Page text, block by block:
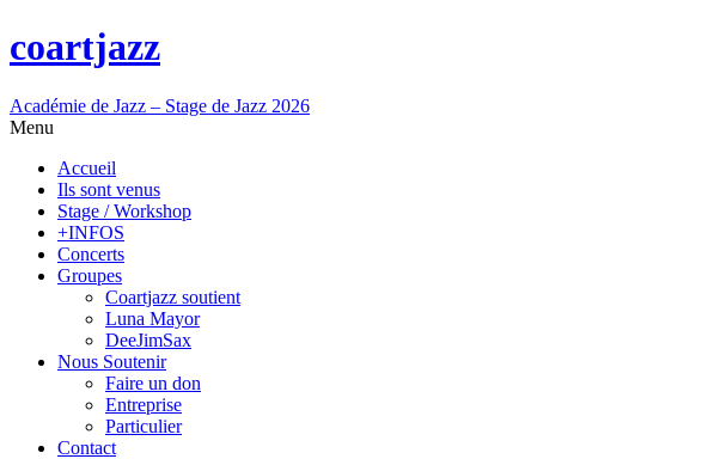
coartjazz
Académie de Jazz – Stage de Jazz 2026
Menu
Accueil
Ils sont venus
Stage / Workshop
+INFOS
Concerts
Groupes
Coartjazz soutient
Luna Mayor
DeeJimSax
Nous Soutenir
Faire un don
Entreprise
Particulier
Contact